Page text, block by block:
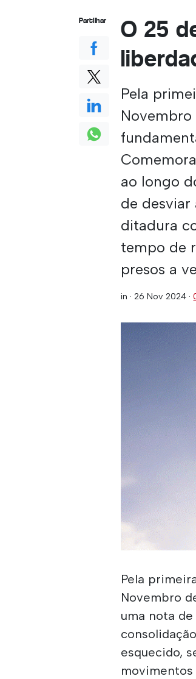
O 25
Pela
Novembro
ao longo
de
ditadura
tempo de
presos a
in ·26 Nov 2024 ·
Pela
Novembro
uma nota
esquecido,
Partilhar